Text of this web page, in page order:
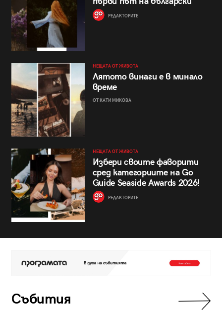
РЕДАКТОРИТЕ
НЕЩАТА ОТ ЖИВОТА
Лятото винаги е в минало
време
ОТ КАТИ МИКОВА
НЕЩАТА ОТ ЖИВОТА
Избери своите фаворити
сред категориите на Go
Guide Seaside Awards 2026!
РЕДАКТОРИТЕ
Събития